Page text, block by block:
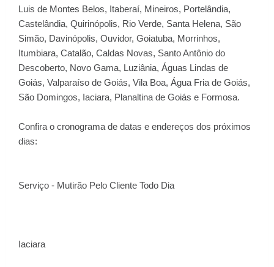
Luis de Montes Belos, Itaberaí, Mineiros, Portelândia,
Castelândia, Quirinópolis, Rio Verde, Santa Helena, São
Simão, Davinópolis, Ouvidor, Goiatuba, Morrinhos,
Itumbiara, Catalão, Caldas Novas, Santo Antônio do
Descoberto, Novo Gama, Luziânia, Águas Lindas de
Goiás, Valparaíso de Goiás, Vila Boa, Água Fria de Goiás,
São Domingos, Iaciara, Planaltina de Goiás e Formosa.
Confira o cronograma de datas e endereços dos próximos
dias:
Serviço - Mutirão Pelo Cliente Todo Dia
Iaciara